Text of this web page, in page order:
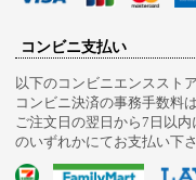
コンビニ支払い
以下のコンビニエンススト
コンビニ決済の事務手数料
ご注文日の翌日から7日以
のいずれかにてお支払い下さ